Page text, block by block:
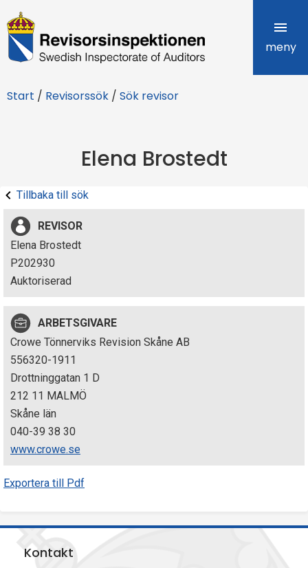
R
e
i
r
s
i
n
p
e
k
t
i
n
e
meny
Start / Revisorssök / Sök revisor
Elena Brostedt
Tillbaka till sök
REVISOR
Elena Brostedt
P202930
Auktoriserad
ARBETSGIVARE
Crowe Tönnerviks Revision Skåne AB
556320-1911
Drottninggatan 1 D
212 11 MALMÖ
Skåne län
040-39 38 30
www.crowe.se
Exportera till Pdf
Kontakt